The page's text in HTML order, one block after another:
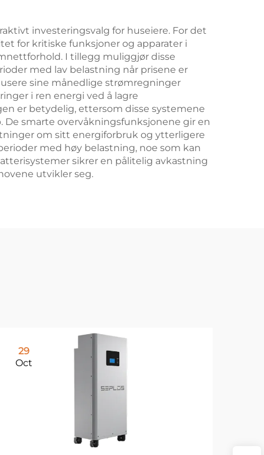
investeringsvalg for huseiere. For det
for kritiske funksjoner og apparater i
I tillegg muliggjør disse
med lav belastning når prisene er
sine månedlige strømregninger
i ren energi ved å lagre
er betydelig, ettersom disse systemene
smarte overvåkningsfunksjonene gir en
om sitt energiforbruk og ytterligere
med høy belastning, noe som kan
sikrer en pålitelig avkastning
utvikler seg.
29
Oct